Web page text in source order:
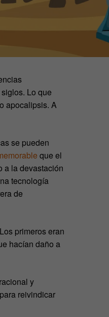
Lo que
apocalipsis. A
se pueden
que el
a la devastación
tecnología
de
primeros eran
hacían daño a
y
reivindicar